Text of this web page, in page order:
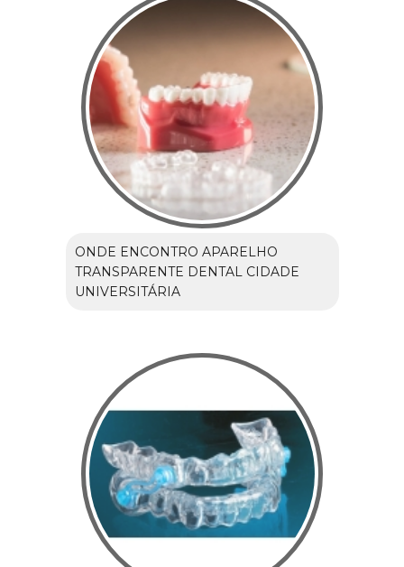
ONDE ENCONTRO APARELHO
TRANSPARENTE DENTAL CIDADE
UNIVERSITÁRIA